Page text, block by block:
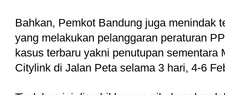
Bahkan, Pemkot Bandung juga menindak
yang melakukan pelanggaran peraturan
kasus terbaru yakni penutupan sementara
Citylink di Jalan Peta selama 3 hari, 4-6